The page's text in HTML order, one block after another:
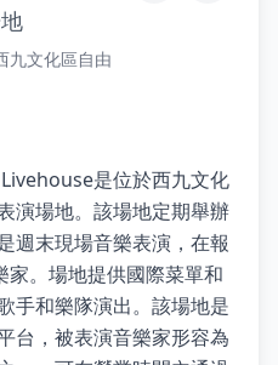
九文化區自由
是位於西九文化
演場地。該場地定期舉辦
週末現場音樂表演，在報
。場地提供國際菜單和
手和樂隊演出。該場地是
台，被表演音樂家形容為